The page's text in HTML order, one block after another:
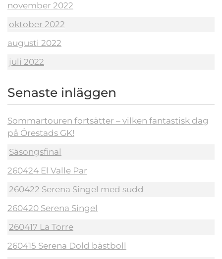
november 2022
oktober 2022
augusti 2022
juli 2022
Senaste inläggen
Sommartouren fortsätter – vilken fantastisk dag
på Örestads GK!
Säsongsfinal
260424 El Valle Par
260422 Serena Singel med sudd
260420 Serena Singel
260417 La Torre
260415 Serena Dold bästboll